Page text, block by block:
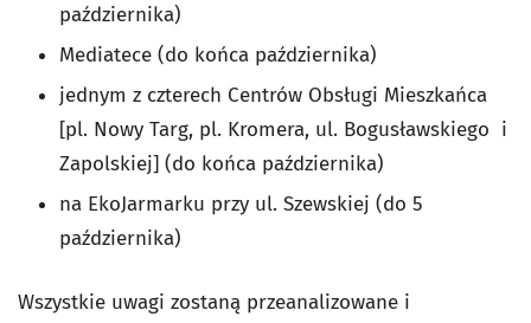
października)
Mediatece (do końca października)
jednym z czterech Centrów Obsługi Mieszkańca
[pl. Nowy Targ, pl. Kromera, ul. Bogusławskiego i
Zapolskiej] (do końca października)
na EkoJarmarku przy ul. Szewskiej (do 5
października)
Wszystkie uwagi zostaną przeanalizowane i